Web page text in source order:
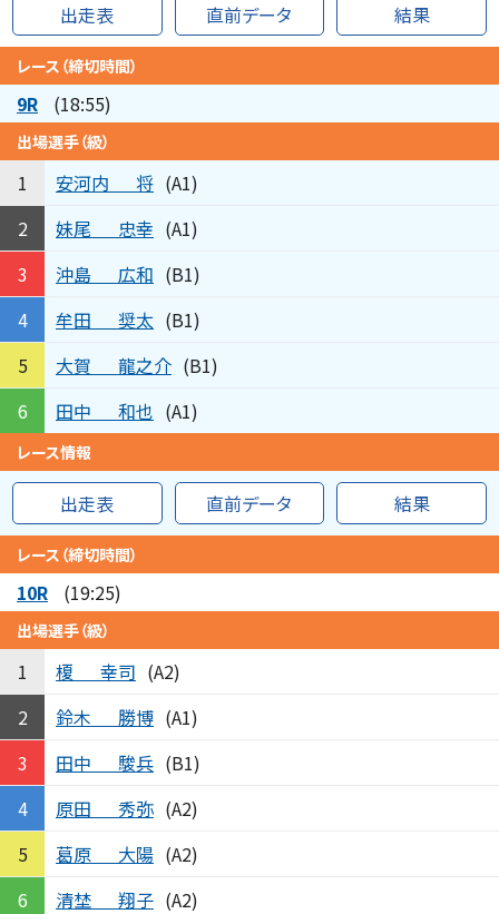
出走表 直前データ 結果
レース（締切時間）
9R (18:55)
出場選手（級）
1 安河内 将 (A1)
2
妹尾 忠幸 (A1)
3
沖島 広和 (B1)
4
牟田 奨太 (B1)
5
大賀 龍之介 (B1)
6
田中 和也 (A1)
レース情報
出走表 直前データ 結果
レース（締切時間）
10R (19:25)
出場選手（級）
1 榎 幸司 (A2)
2
鈴木 勝博 (A1)
3
田中 駿兵 (B1)
4
原田 秀弥 (A2)
5
葛原 大陽 (A2)
6
清埜 翔子 (A2)